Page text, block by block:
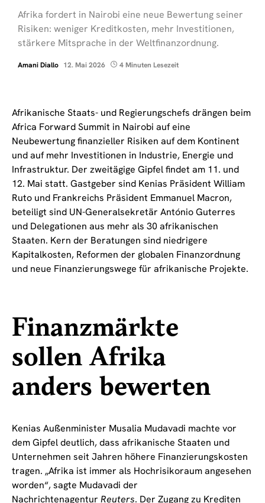
Afrika fordert in Nairobi eine neue Bewertung seiner
Risiken: weniger Kreditkosten, mehr Investitionen,
stärkere Mitsprache in der Weltfinanzordnung.
Amani Diallo 12. Mai 2026 4 Minuten Lesezeit
Afrikanische Staats- und Regierungschefs drängen beim
Africa Forward Summit in Nairobi auf eine
Neubewertung finanzieller Risiken auf dem Kontinent
und auf mehr Investitionen in Industrie, Energie und
Infrastruktur. Der zweitägige Gipfel findet am 11. und
12. Mai statt. Gastgeber sind Kenias Präsident William
Ruto und Frankreichs Präsident Emmanuel Macron,
beteiligt sind UN-Generalsekretär António Guterres
und Delegationen aus mehr als 30 afrikanischen
Staaten. Kern der Beratungen sind niedrigere
Kapitalkosten, Reformen der globalen Finanzordnung
und neue Finanzierungswege für afrikanische Projekte.
Finanzmärkte
sollen Afrika
anders bewerten
Kenias Außenminister Musalia Mudavadi machte vor
dem Gipfel deutlich, dass afrikanische Staaten und
Unternehmen seit Jahren höhere Finanzierungskosten
tragen. „Afrika ist immer als Hochrisikoraum angesehen
worden“, sagte Mudavadi der
Nachrichtenagentur Reuters. Der Zugang zu Krediten